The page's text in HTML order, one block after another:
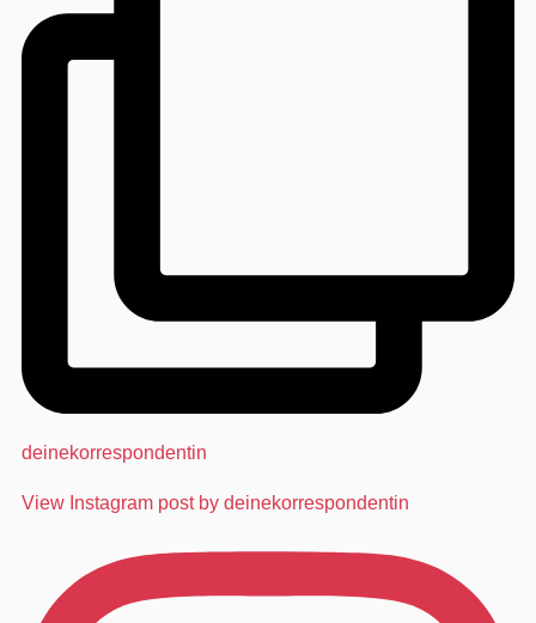
deinekorrespondentin
View Instagram post by deinekorrespondentin